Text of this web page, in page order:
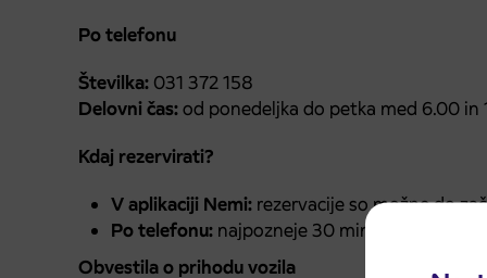
Po telefonu
Številka: 031 372 158
Delovni čas:od ponedeljka do petka med 6.00 in
Kdaj rezervirati?
V aplikaciji Nemi: rezervacije so možne do
Po telefonu: najpozneje 30 minut pred
Obvestila o prihodu vozila